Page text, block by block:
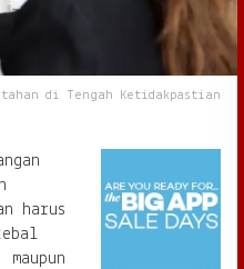
di Tengah Ketidakpastian
harus